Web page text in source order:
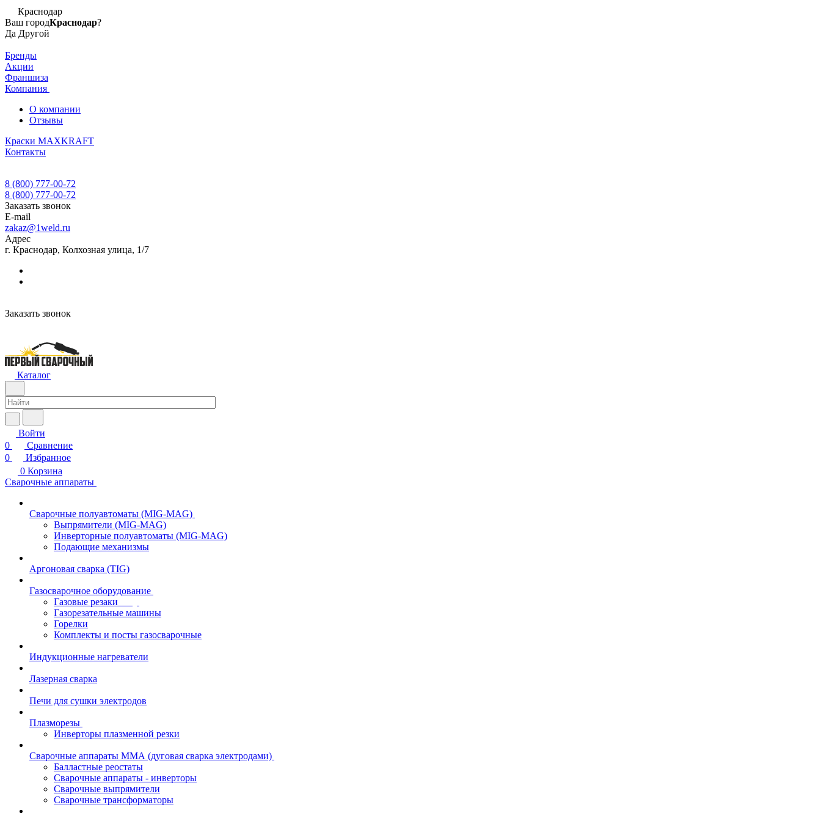
Краснодар
Ваш городКраснодар?
Да Другой
Бренды
Акции
Франшиза
Компания
О компании
Отзывы
Краски MAXKRAFT
Контакты
8 (800) 777-00-72
8 (800) 777-00-72
Заказать звонок
E-mail
zakaz@1weld.ru
Адрес
г. Краснодар, Колхозная улица, 1/7
Заказать звонок
Каталог
Войти
0
Сравнение
0
Избранное
0 Корзина
Сварочные аппараты
Сварочные полуавтоматы (MIG-MAG)
Выпрямители (MIG-MAG)
Инверторные полуавтоматы (MIG-MAG)
Подающие механизмы
Аргоновая сварка (TIG)
Газосварочное оборудование
Газовые резаки
Газорезательные машины
Горелки
Комплекты и посты газосварочные
Индукционные нагреватели
Лазерная сварка
Печи для сушки электродов
Плазморезы
Инверторы плазменной резки
Сварочные аппараты ММА (дуговая сварка электродами)
Балластные реостаты
Сварочные аппараты - инверторы
Сварочные выпрямители
Сварочные трансформаторы